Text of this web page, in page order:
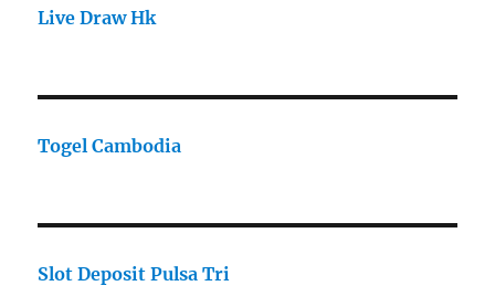
Live Draw Hk
Togel Cambodia
Slot Deposit Pulsa Tri